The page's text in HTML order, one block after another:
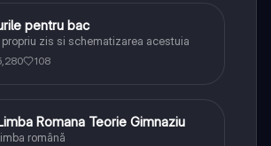
română
pentru bac
zis si schematizarea acestuia
108
română
Romana Teorie Gimnaziu
română